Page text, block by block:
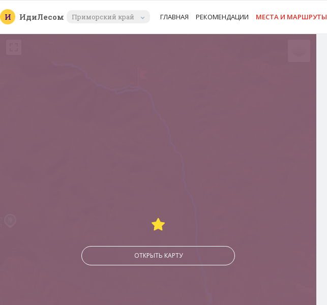
И ИдиЛесом Приморский край ГЛАВНАЯ РЕКОМЕНДАЦИИ МЕСТА И МАРШРУТЫ
ОТКРЫТЬ КАРТУ